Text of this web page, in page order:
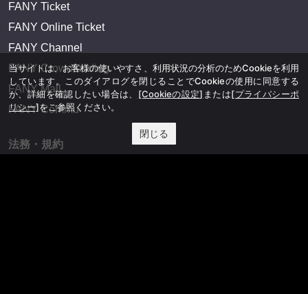
FANY Ticket
FANY Online Ticket
FANY Channel
FANY Crowdfunding
FANY Mall
FANY Commu
法務・規約
当サイトは、お客様の使いやすさ、利用状況の分析のためCookieを利用
しています。このダイアログを閉じることでCookieの使用に同意する
か、詳細を確認したい場合は、 [Cookieの設定] または[プライバシーポ
リシー]をご参照ください。
閉じる